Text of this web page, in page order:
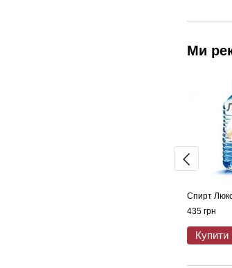
Ми
Спирт
435 грн
Купити